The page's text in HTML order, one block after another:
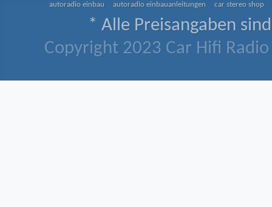
autoradio einbau autoradio einbauanleitungen car stereo shop
* Alle Preisangaben
Copyright 2023 Car Hifi